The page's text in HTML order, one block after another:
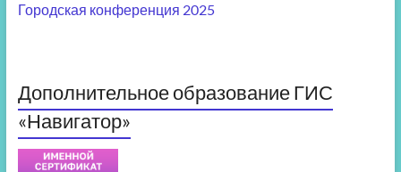
Городская конференция 2025
Дополнительное образование ГИС
«Навигатор»